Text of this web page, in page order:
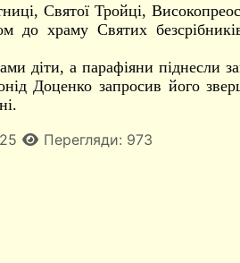
Святої Тройці,
до храму Святих
діти, а парафіяни піднесли
Доценко запросив його
Перегляди: 973